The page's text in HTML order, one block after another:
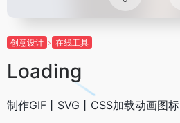
创意设计 在线工具
Loading
制作GIF丨SVG丨CSS加载动画图标